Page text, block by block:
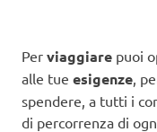
Per viaggiare puoi
alle tue esigenze ,
spendere, a tutti i
di percorrenza di